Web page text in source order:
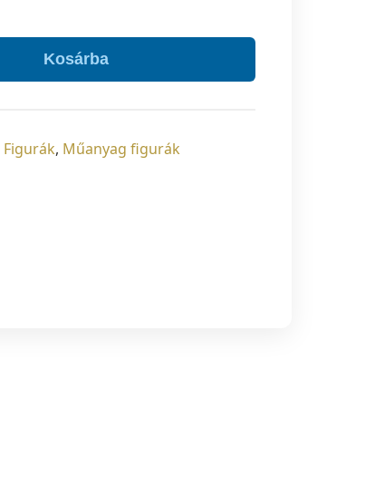
Kosárba
Figurák, Műanyag figurák